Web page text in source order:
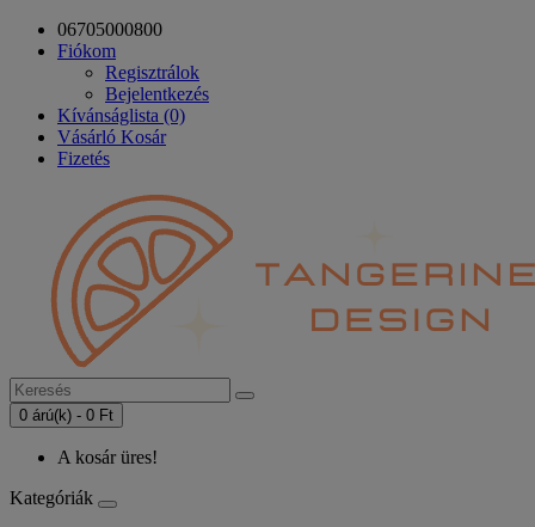
06705000800
Fiókom
Regisztrálok
Bejelentkezés
Kívánságlista (0)
Vásárló Kosár
Fizetés
0 árú(k) - 0 Ft
A kosár üres!
Kategóriák